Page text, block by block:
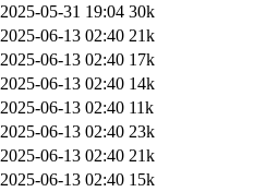
2025-05-31 19:04 30k
2025-06-13 02:40 21k
2025-06-13 02:40 17k
2025-06-13 02:40 14k
2025-06-13 02:40 11k
2025-06-13 02:40 23k
2025-06-13 02:40 21k
2025-06-13 02:40 15k